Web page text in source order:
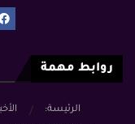
روابط مهمة
الرئيسة: